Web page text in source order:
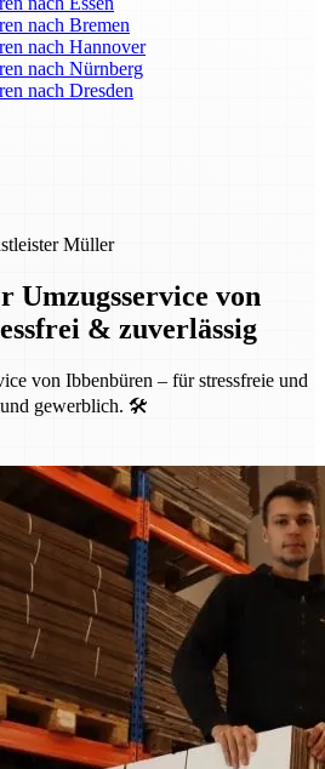
nach Bremen
nach Hannover
nach Nürnberg
nach Dresden
Müller
Umzugsservice von
& zuverlässig
von Ibbenbüren – für stressfreie und
gewerblich. 🛠️